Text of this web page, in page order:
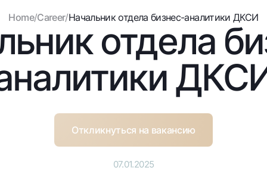
Deposits
Dlya vseh
Demand
Jozibali
Everything is possible
Demand USD
Cards
Free
Premium
For travelers
Visa FIFA
Black and white version
Enable voice narration
Home/Career/Начальник отдела бизнес-аналитики ДКСИ
отдела
Откликнуться на вакансию
07.01.2025